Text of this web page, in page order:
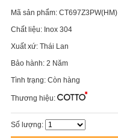
Mã sản phẩm: CT697Z3PW(HM)
Chất liệu: Inox 304
Xuất xứ: Thái Lan
Bảo hành: 2 Năm
Tình trạng: Còn hàng
Thương hiệu:
Số lượng: